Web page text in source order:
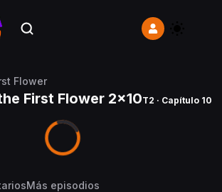
Flower
First Flower 2x10T2 · Capítulo 10
Más episodios